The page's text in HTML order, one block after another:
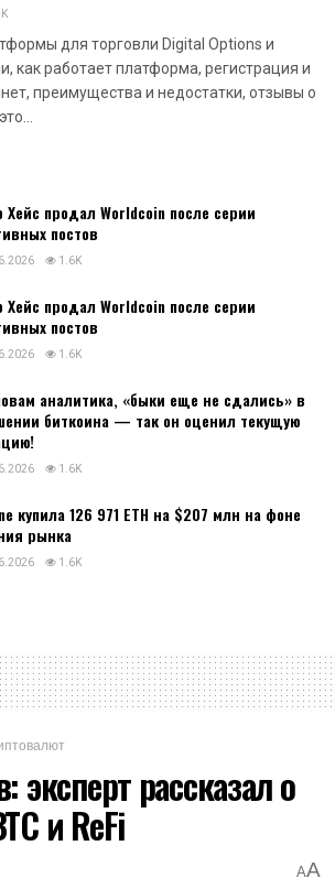
для торговли Digital Options и
как работает платформа, регистрация и
преимущества и недостатки, отзывы о
Хейс продал Worldcoin после серии
постов
1.6K
Хейс продал Worldcoin после серии
постов
1.6K
аналитика, «быки еще не сдались» в
биткоина — так он оценил текущую
1.6K
купила 126 971 ETH на $207 млн на фоне
рынка
1.6K
эксперт рассказал о
и ReFi
AA